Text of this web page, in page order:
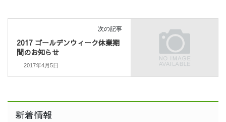
次の記事
2017 ゴールデンウィーク休業期
間のお知らせ
2017年4月5日
新着情報